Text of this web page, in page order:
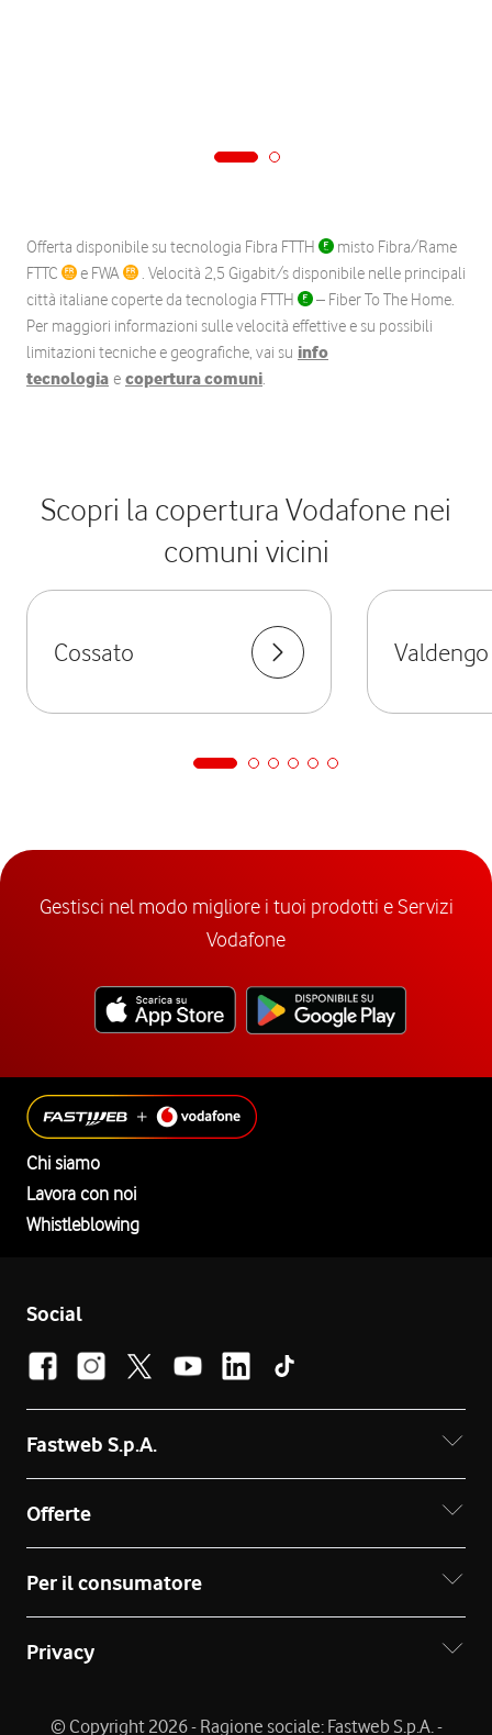
Offerta disponibile su tecnologia Fibra FTTH
misto Fibra/Rame
FTTC
e FWA
. Velocità 2,5 Gigabit/s disponibile nelle principali
città italiane coperte da tecnologia FTTH
– Fiber To The Home.
Per maggiori informazioni sulle velocità effettive e su possibili
limitazioni tecniche e geografiche, vai su info
tecnologia e copertura comuni.
Scopri la copertura Vodafone nei
comuni vicini
Cossato Valdengo
Gestisci nel modo migliore i tuoi prodotti e Servizi
Vodafone
Chi siamo
Lavora con noi
Whistleblowing
Social
Fastweb S.p.A.
Offerte
Per il consumatore
Privacy
© Copyright 2026 - Ragione sociale: Fastweb S.p.A. -